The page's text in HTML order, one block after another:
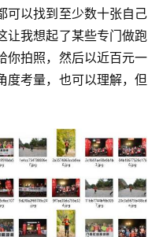
可以找到至少数十张自己
让我想起了某些专门做跑
你拍照，然后以近百元一
度考量，也可以理解，但